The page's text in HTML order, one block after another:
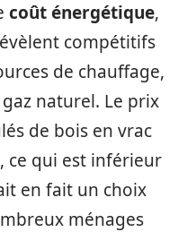
coût énergétique,
compétitifs
de chauffage,
naturel. Le prix
de bois en vrac
, ce qui est inférieur
en fait un choix
ménages